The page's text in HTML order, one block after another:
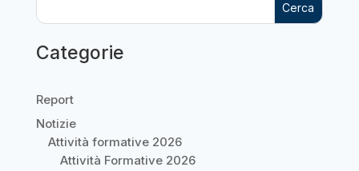
Cerca
Categorie
Report
Notizie
Attività formative 2026
Attività Formative 2026